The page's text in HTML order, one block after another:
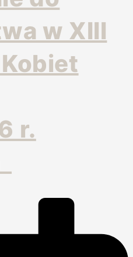
w XIII
r.